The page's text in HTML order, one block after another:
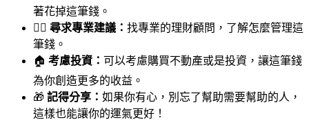
著花掉這筆錢。
👨‍⚖️ 尋求專業建議： 找專業的理財顧問，了解怎麼管理這
筆錢。
🏠 考慮投資： 可以考慮購買不動產或是投資，讓這筆錢
為你創造更多的收益。
🎁 記得分享： 如果你有心，別忘了幫助需要幫助的人，
這樣也能讓你的運氣更好！